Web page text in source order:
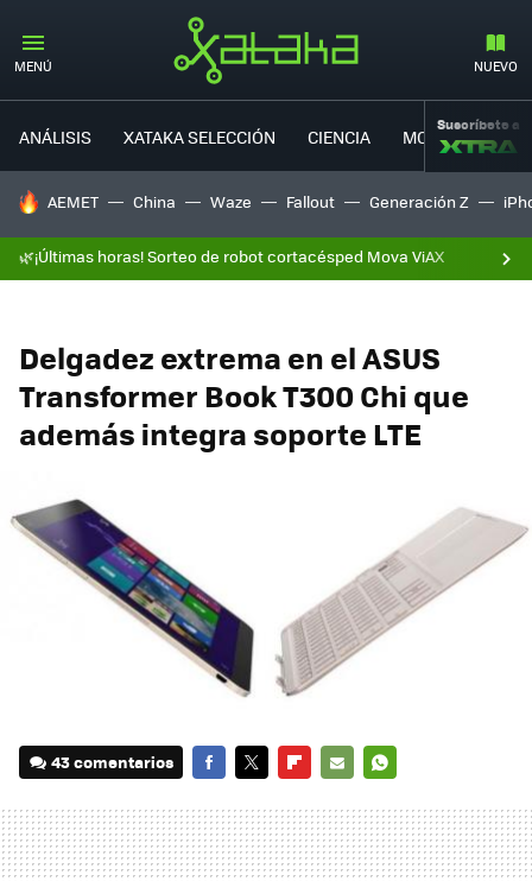
MENÚ NUEVO
ANÁLISIS XATAKA SELECCIÓN CIENCIA MOVILIDAD
Suscríbete a
HOY SE HABLA DE
AEMET China Waze Fallout Generación Z
🌿¡Últimas horas! Sorteo de robot cortacésped Mova ViAX
Delgadez extrema en el ASUS
Transformer Book T300 Chi que
además integra soporte LTE
43 comentarios
MAIL